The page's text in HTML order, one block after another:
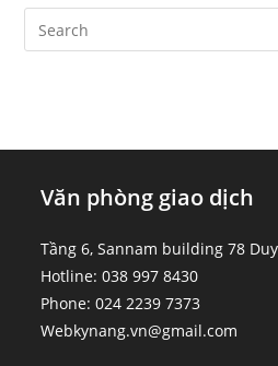
Văn phòng giao dịch
Tầng 6, Sannam building 78
Hotline: 038 997 8430
Phone: 024 2239 7373
Webkynang.vn@gmail.com